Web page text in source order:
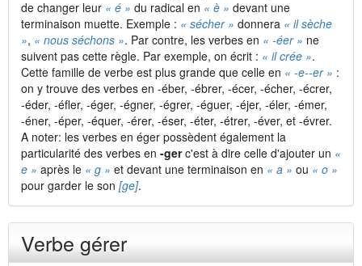
de changer leur « é » du radical en « è » devant une
terminaison muette. Exemple : « sécher » donnera « il sèche
», « nous séchons ». Par contre, les verbes en « -éer » ne
suivent pas cette règle. Par exemple, on écrit : « il crée ».
Cette famille de verbe est plus grande que celle en « -e--er » :
on y trouve des verbes en -éber, -ébrer, -écer, -écher, -écrer,
-éder, -éfler, -éger, -égner, -égrer, -éguer, -éjer, -éler, -émer,
-éner, -éper, -équer, -érer, -éser, -éter, -étrer, -éver, et -évrer.
A noter: les verbes en éger possèdent également la
particularité des verbes en -gerc'est à dire celle d'ajouter un «
e » après le « g » et devant une terminaison en « a » ou « o »
pour garder le son [ge].
Verbe gérer